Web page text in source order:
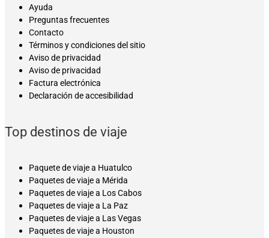
Ayuda
Preguntas frecuentes
Contacto
Términos y condiciones del sitio
Aviso de privacidad
Aviso de privacidad
Factura electrónica
Declaración de accesibilidad
Top destinos de viaje
Paquete de viaje a Huatulco
Paquetes de viaje a Mérida
Paquetes de viaje a Los Cabos
Paquetes de viaje a La Paz
Paquetes de viaje a Las Vegas
Paquetes de viaje a Houston